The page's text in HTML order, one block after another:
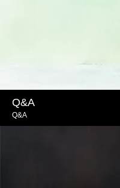
Q&A
Q&A